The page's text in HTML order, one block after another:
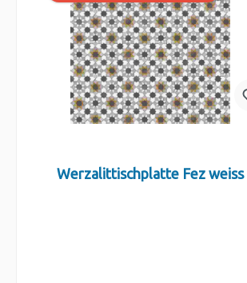
Werzalittischplatte Fez weiss